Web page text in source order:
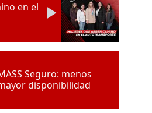
en el
Seguro: menos
disponibilidad